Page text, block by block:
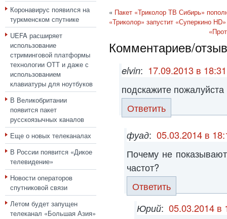
Коронавирус появился на
туркменском спутнике
UEFA расширяет
использование
стриминговой платформы
технологии ОТТ и даже с
использованием
клавиатуры для ноутбуков
В Великобритании
появится пакет
русскоязычных каналов
Еще о новых телеканалах
В России появится «Дикое
телевидение»
Новости операторов
спутниковой связи
Летом будет запущен
телеканал «Большая Азия»
« Пакет «Триколор ТВ Сибирь»
«Триколор» запустит «Суперкино HD»
Комментариев/
elvin: 17.09.2013 в 18:31
подскажите пожалуйста
Ответить
фуад: 05.03.2014 в
Почему не
частот?
Ответить
Юрий: 05.03.2014 в